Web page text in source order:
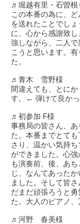
♬堀越有里・石曽根
この本番の為に、
を送れたことでし
に、心から感謝致
強しながら、二人
こうと思います。
た。
♬青木 雪野様
間違えても、とに
す。← 弾けて良かっ
♬初参加 F様
事務局の皆さん、
た。本番までとて
さり、温かい気持
ができました。心
も演奏前、後、あ
じ、なんてあった
ました。そして皆
だまだ頑張ろうと
た。大人のピアノ、
♬河野 春美様